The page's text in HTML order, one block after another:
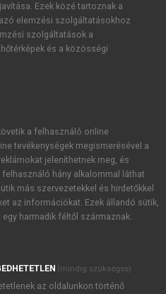
akcióiról.
Kiadó Zrt. újdonságairól,
foglaltakat tudomásul
Ezek közé tartoznak a
elemzési szolgáltatásokhoz
szolgáltatások a
és a közösségi
a felhasználó online
tevékenységek megismerésével a
jeleníthetnek meg, és
hány alkalommal láthat
más szervezetekkel és hirdetőkkel
az információkat. Ezek állandó sütik,
harmadik féltől származnak.
(mindig szükséges)
az oldalunkon történő